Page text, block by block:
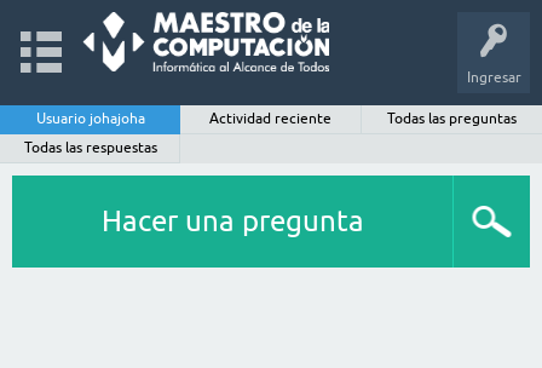
Ingresar
Usuario johajoha Actividad reciente
Todas las preguntas
Todas las respuestas
Hacer una pregunta